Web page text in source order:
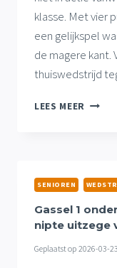
klasse. Met vier
een gelijkspel
de magere kant.
thuiswedstrijd
LEES MEER
VOLLE
BUIT
SENIOREN
Gassel 1
nipte uitzege
Geplaatst op 2026-03-23